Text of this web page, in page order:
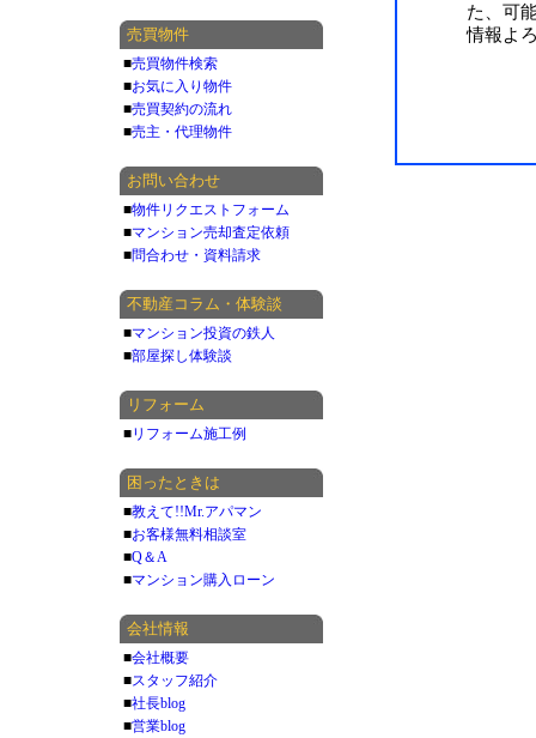
た、可
情報よ
売買物件
■売買物件検索
■お気に入り物件
■売買契約の流れ
■売主・代理物件
お問い合わせ
■物件リクエストフォーム
■マンション売却査定依頼
■問合わせ・資料請求
不動産コラム・体験談
■マンション投資の鉄人
■部屋探し体験談
リフォーム
■リフォーム施工例
困ったときは
■教えて!!Mr.アパマン
■お客様無料相談室
■Q＆A
■マンション購入ローン
会社情報
■会社概要
■スタッフ紹介
■社長blog
■営業blog